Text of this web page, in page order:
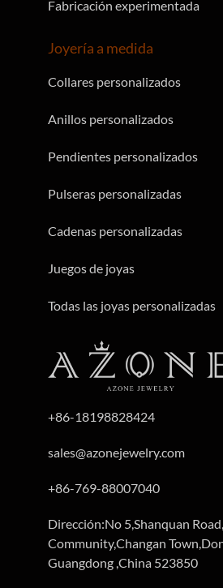
+86-18198828424
sales@azonejewelry.com
+86-769-88007040
Dirección:No 5,Shanquan
Community,Changan
Guangdong ,China 523850
Joyería a medida
Collares personalizados
Anillos personalizados
Pendientes personalizados
Pulseras personalizadas
Cadenas personalizadas
Juegos de joyas
Todas las joyas personalizadas
Fabricación experimentada